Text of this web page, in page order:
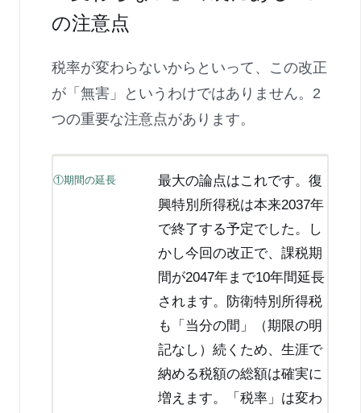
の注意点
税率が変わらないからといって、この改正
が「無害」というわけではありません。2
つの重要な注意点があります。
①期間の延長
最大の論点はこれです。復
興特別所得税は本来2037年
で終了する予定でした。し
かし今回の改正で、課税期
間が2047年まで10年間延長
されます。防衛特別所得税
も「当分の間」（期限の明
記なし）続くため、生涯で
納める税額の総額は確実に
増えます。「税率」は変わ